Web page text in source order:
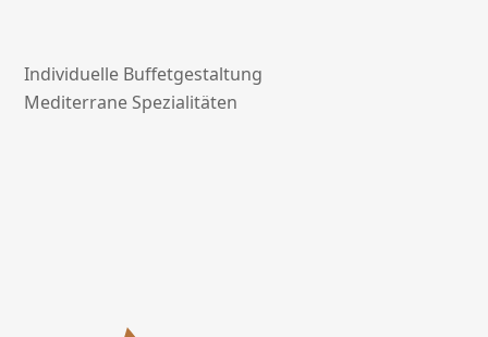
Individuelle Buffetgestaltung
Mediterrane Spezialitäten